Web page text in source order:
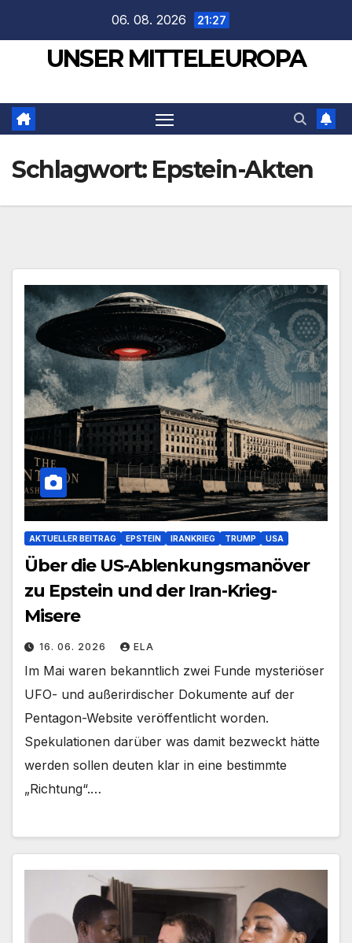
springen
06. 08. 2026 21:27
UNSER MITTELEUROPA
Schlagwort: Epstein-Akten
AKTUELLER BEITRAG EPSTEIN IRANKRIEG TRUMP USA
Über die US-Ablenkungsmanöver
zu Epstein und der Iran-Krieg-
Misere
16. 06. 2026 ELA
Im Mai waren bekanntlich zwei Funde mysteriöser
UFO- und außerirdischer Dokumente auf der
Pentagon-Website veröffentlicht worden.
Spekulationen darüber was damit bezweckt hätte
werden sollen deuten klar in eine bestimmte
„Richtung“.…